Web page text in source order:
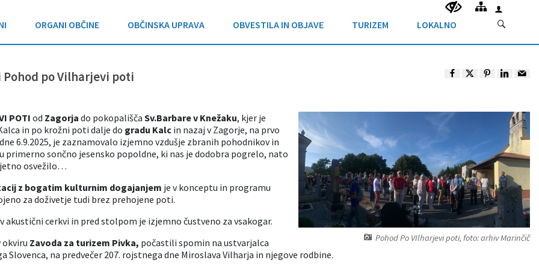
ORGANI OBČINE OBČINSKA UPRAVA OBVESTILA IN OBJAVE TURIZEM LOKALNO
po Vilharjevi poti
Pohod Po VIlharjevi poti, foto: arhiv Marinčič
POTI od Zagorja do pokopališča Sv.Barbare v Knežaku, kjer je
in po krožni poti dalje do gradu Kalcin nazaj v Zagorje, na prvo
6.9.2025, je zaznamovalo izjemno vzdušje zbranih pohodnikov in
sončno jesensko popoldne, ki nas je dodobra pogrelo, nato
osvežilo…
z bogatim kulturnim dogajanjem je v konceptu in programu
za doživetje tudi brez prehojene poti.
akustični cerkvi in pred stolpom je izjemno čustveno za vsakogar.
okviru Zavoda za turizem Pivka, počastili spomin na ustvarjalca
Slovenca, na predvečer 207. rojstnega dne Miroslava Vilharja in njegove rodbine.